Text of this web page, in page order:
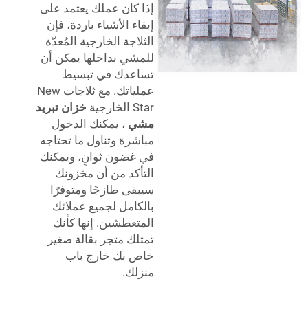
إذا كان عملك يعتمد على
إبقاء الأشياء باردة، فإن
الثلاجة الخارجية المُعدّة
للمشي بداخلها يمكن أن
تساعدك في تبسيط
عملياتك. مع ثلاجات New
خزان تبريد
، يمكنك الدخول
مباشرة وتناول ما تحتاجه
في غضون ثوانٍ، ويمكنك
التأكد من أن مخزونك
سيبقى طازجًا ومتوفرًا
بالكامل لجميع عملائك
المتعطشين. إنها كأنك
تمتلك متجر بقالة صغير
خاص بك خارج باب